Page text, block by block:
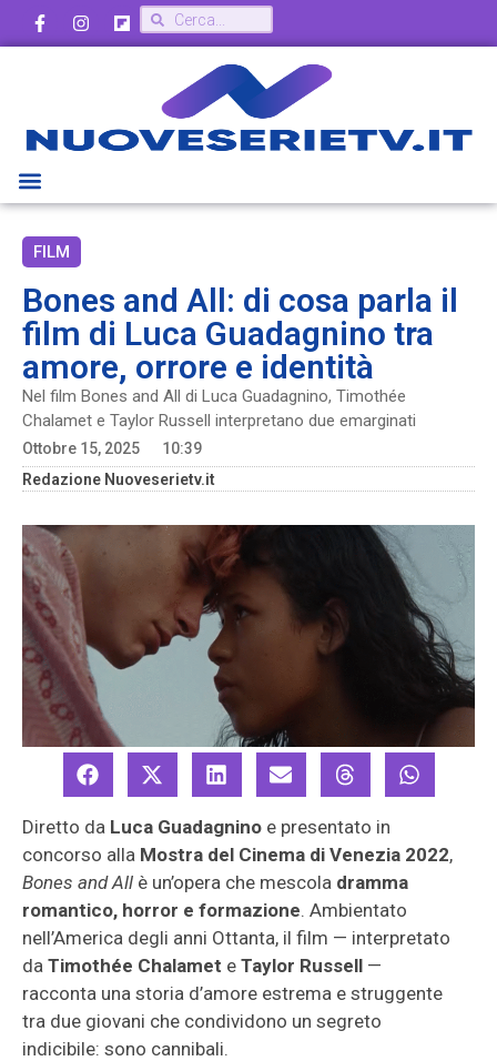
FILM
Bones and All: di cosa parla il
film di Luca Guadagnino tra
amore, orrore e identità
Nel film Bones and All di Luca Guadagnino, Timothée
Chalamet e Taylor Russell interpretano due emarginati
Ottobre 15, 2025
10:39
Redazione Nuoveserietv.it
Diretto da Luca Guadagnino e presentato in
concorso alla Mostra del Cinema di Venezia 2022,
Bones and All è un’opera che mescola dramma
romantico, horror e formazione. Ambientato
nell’America degli anni Ottanta, il film — interpretato
da Timothée Chalamet e Taylor Russell —
racconta una storia d’amore estrema e struggente
tra due giovani che condividono un segreto
indicibile: sono cannibali.